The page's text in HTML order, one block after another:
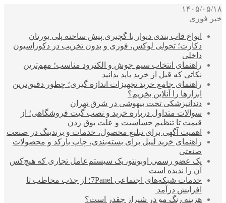
۱۴۰۵/۰۵/۱۸
خبر فوری
انواع قاب بندی دیوار با گچبری پیش ساخته پلی یورتان
دکارت؛ تحولی لوکس، فوری و بدون تخریب در دکوراسیون
داخلی
راهنمای انتخاب سیم جوش و الکترود مناسب؛ مهم‌ترین
نکاتی که قبل از خرید باید بدانید
راهنمای جامع خرید تجهیزات اندازه گیری؛ چطور دقیق‌ترین
ابزارها را آنلاین بخریم؟
دندانپزشکی تحت بیهوشی در شرق تهران
سوالات متداول درباره خرید و نصب گیت فروشگاهی؛ از
قیمت تا تنظیم حساسیت و علت بوق زدن
اهمیت آگهی برای تبلیغ محصول، خدمات و برندینگ در صنعت
راهنمای خرید لیبل برای بسته‌بندی، چاپ بارکد و محصولات
صنعتی
یک عضو رسمی اوبونتو، یک سیستم‌عامل تجاری که هیچ‌کس
آن را ندیده است
خدمات شبکه‌های اجتماعی 7Panel؛ از جذب مخاطب تا
افزایش درآمد
هزینه رنگ مو در شیراز چقدر است؟